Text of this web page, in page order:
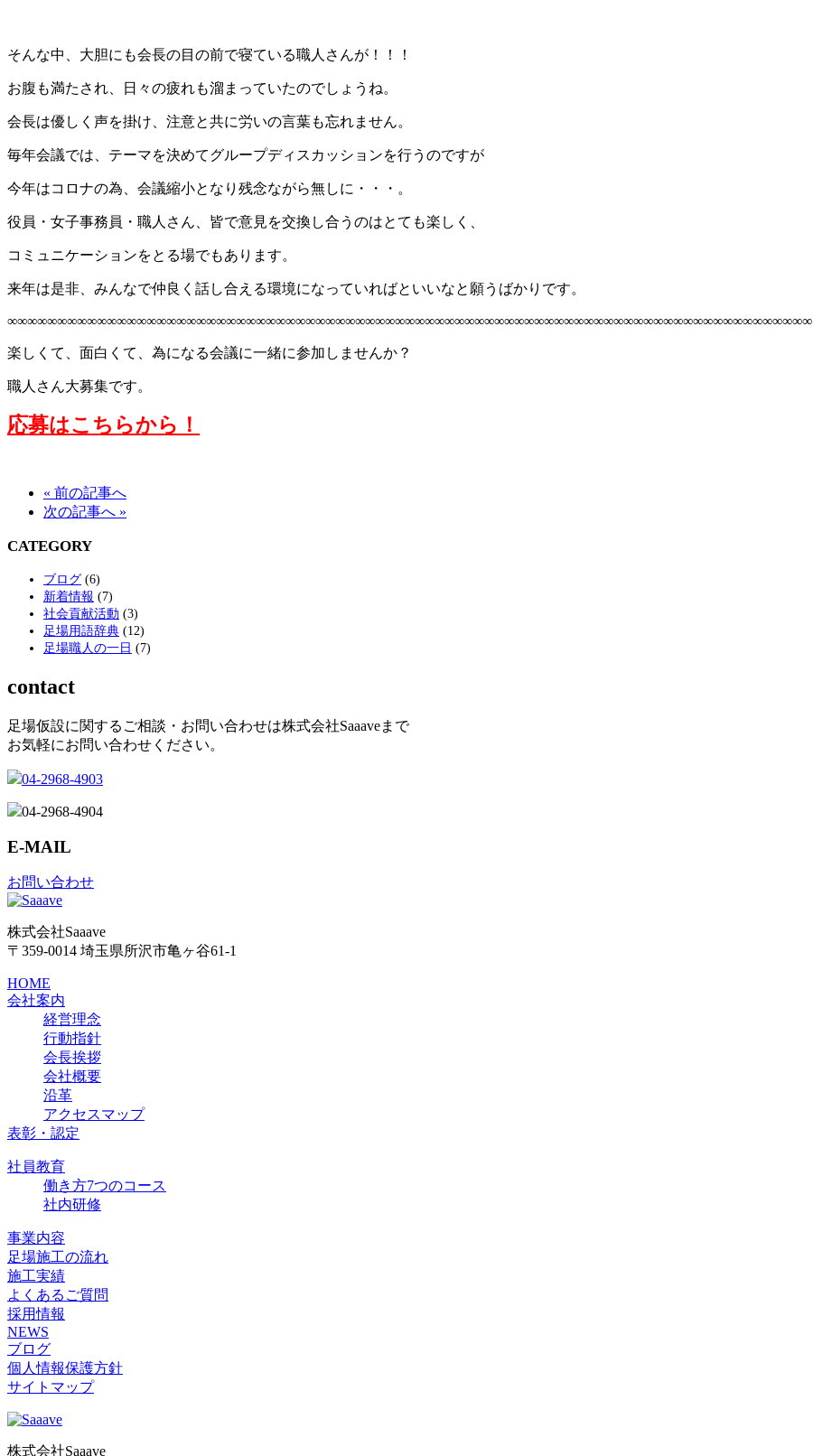
そんな中、大胆にも会長の目の前で寝ている職人さんが！！！
お腹も満たされ、日々の疲れも溜まっていたのでしょうね。
会長は優しく声を掛け、注意と共に労いの言葉も忘れません。
毎年会議では、テーマを決めてグループディスカッションを行うのですが
今年はコロナの為、会議縮小となり残念ながら無しに・・・。
役員・女子事務員・職人さん、皆で意見を交換し合うのはとても楽しく、
コミュニケーションをとる場でもあります。
来年は是非、みんなで仲良く話し合える環境になっていればといいなと願うばかりです。
∞∞∞∞∞∞∞∞∞∞∞∞∞∞∞∞∞∞∞∞∞∞∞∞∞∞∞∞∞∞∞∞∞∞∞∞∞∞∞∞∞∞∞∞∞∞∞∞∞∞∞∞∞∞∞∞∞∞∞∞∞∞∞∞∞∞∞∞∞∞∞∞∞∞∞∞∞∞∞∞∞
楽しくて、面白くて、為になる会議に一緒に参加しませんか？
職人さん大募集です。
応募はこちらから！
« 前の記事へ
次の記事へ »
CATEGORY
ブログ (6)
新着情報 (7)
社会貢献活動 (3)
足場用語辞典 (12)
足場職人の一日 (7)
contact
足場仮設に関するご相談・お問い合わせは株式会社Saaaveまで
お気軽にお問い合わせください。
04-2968-4903
04-2968-4904
E-MAIL
お問い合わせ
株式会社Saaave
〒359-0014 埼玉県所沢市亀ヶ谷61-1
HOME
会社案内
経営理念
行動指針
会長挨拶
会社概要
沿革
アクセスマップ
表彰・認定
社員教育
働き方7つのコース
社内研修
事業内容
足場施工の流れ
施工実績
よくあるご質問
採用情報
NEWS
ブログ
個人情報保護方針
サイトマップ
株式会社Saaave